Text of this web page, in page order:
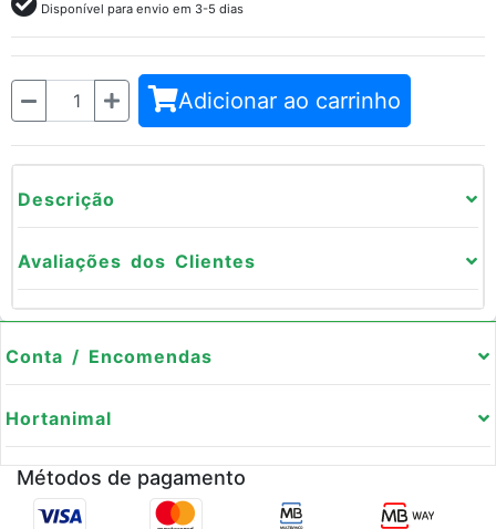
Disponível para envio em 3-5 dias
Quantidade Adicionar ao carrinho
Descrição
Avaliações dos Clientes
Conta / Encomendas
Hortanimal
Métodos de pagamento